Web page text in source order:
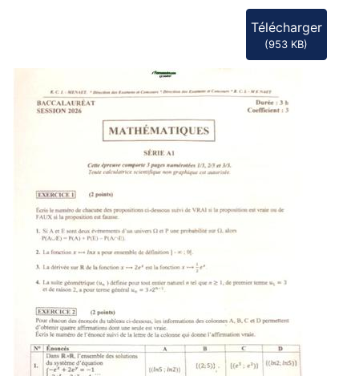
Télécharger
(953 KB)